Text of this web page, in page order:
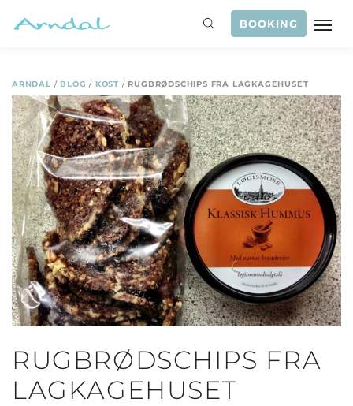
BOOKING
ARNDAL / BLOG / KOST / RUGBRØDSCHIPS FRA LAGKAGEHUSET
RUGBRØDSCHIPS FRA
LAGKAGEHUSET